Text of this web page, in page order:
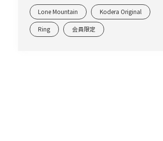
Lone Mountain Kodera Original
Ring 会員限定